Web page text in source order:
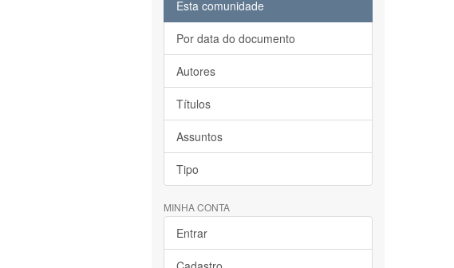
Esta comunidade
Por data do documento
Autores
Títulos
Assuntos
Tipo
MINHA CONTA
Entrar